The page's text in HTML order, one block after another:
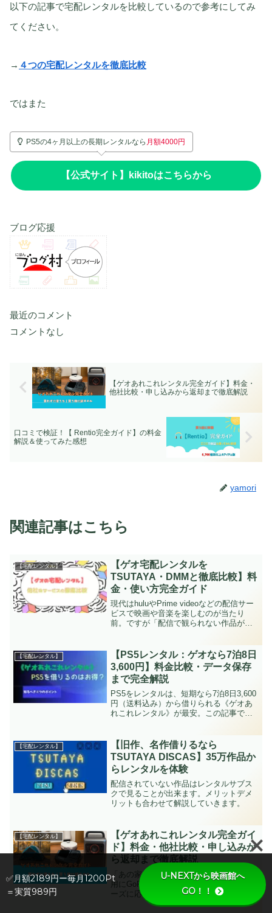
以下の記事で宅配レンタルを比較しているので参考にしてみ
てください。
→ ４つの宅配レンタルを徹底比較
ではまた
PS5の4ヶ月以上の長期レンタルなら 月額4000円
【公式サイト】 kikitoはこちらから
ブログ応援
最近のコメント
コメントなし
【ゲオあれこれレンタル完全ガイド】料金・
他社比較・申し込みから返却まで徹底解説
口コミで検証！【 Rentio完全ガイド】の料金
解説＆使ってみた感想
yamori
関連記事はこちら
【宅配レンタル】
【ゲオ宅配レンタルを
TSUTAYA・DMMと徹底比較】料
金・使い方完全ガイド
現代はhuluやPrime videoなどの配信サー
ビスで映画や音楽を楽しむのが当たり
前。ですが「配信で観られない作品があ
ときに頼れるのが、【ゲオ宅配レンタ
ル】や【TS...
【宅配レンタル】
【PS5レンタル：ゲオなら7泊8日
3,600円】料金比較・データ保存
まで完全解説
PS5をレンタルは、短期なら7泊8日3,600
円（送料込み）から借りられる《ゲオあ
れこれレンタル》が最安。この記事で
っておくべきことを全部まとめていま
す。PS5が欲し...
【宅配レンタル】
【旧作、名作借りるなら
TSUTAYA DISCAS】35万作品か
らレンタルを体験
配信されていない作品はレンタルサブス
クで見ることが出来ます。メリットデメ
リットも合わせて解説していきます。
【宅配レンタル】
【ゲオあれこれレンタル完全ガイ
ド】料金・他社比較・申し込みか
ら返却まで徹底解説
「あの家電、買う前に試したい」「旅行
用にGoProを3泊だけ借りたい」そんなニ
ーズに応えるのが《ゲオあれこれレンタ
ル》です。本記事では料金・他社比較・
✅月額2189円ー毎月1200Pt
＝実質989円
U-NEXTから映画館へ
GO！！